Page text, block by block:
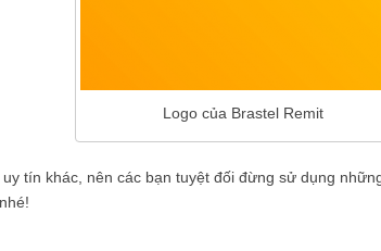
Logo của Brastel Remit
tín khác, nên các bạn tuyệt đối đừng sử dụng